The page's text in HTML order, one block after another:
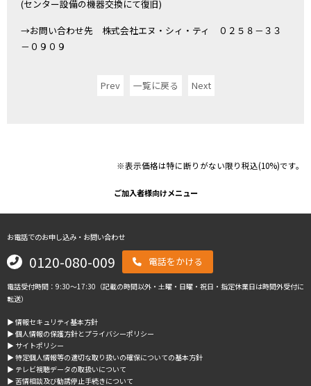
(センター設備の機器交換にて復旧)
→お問い合わせ先 株式会社エヌ・シィ・ティ ０２５８－３３
－０９０９
Prev 一覧に戻る Next
※表示価格は特に断りがない限り税込(10%)です。
ご加入者様向けメニュー
お電話でのお申し込み・お問い合わせ
0120-080-009 電話をかける
電話受付時間：9:30～17:30（記載の時間以外・土曜・日曜・祝日・指定休業日は時間外受付に
転送）
▶︎ 情報セキュリティ基本方針
▶︎ 個人情報の保護方針とプライバシーポリシー
▶︎ サイトポリシー
▶︎ 特定個人情報等の適切な取り扱いの確保についての基本方針
▶︎ テレビ視聴データの取扱いについて
▶︎ 苦情相談及び勧誘停止手続きについて